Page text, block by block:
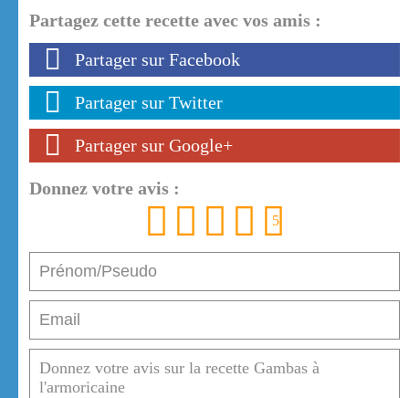
Partagez cette recette avec vos amis :
Partager sur Facebook
Partager sur Twitter
Partager sur Google+
Donnez votre avis :
5